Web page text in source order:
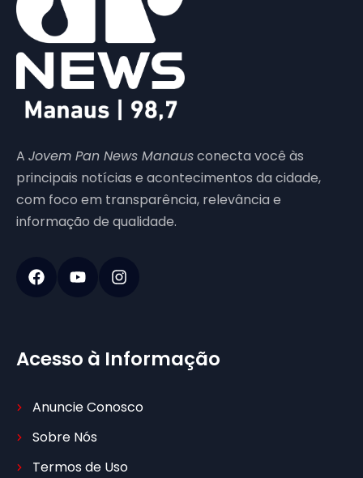
A Jovem Pan News Manausconecta você às
principais notícias e acontecimentos da cidade,
com foco em transparência, relevância e
informação de qualidade.
Acesso à Informação
Anuncie Conosco
Sobre Nós
Termos de Uso